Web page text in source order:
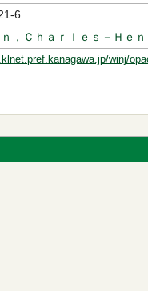
6
，Ｃｈａｒｌｅｓ－Ｈｅ
winj/